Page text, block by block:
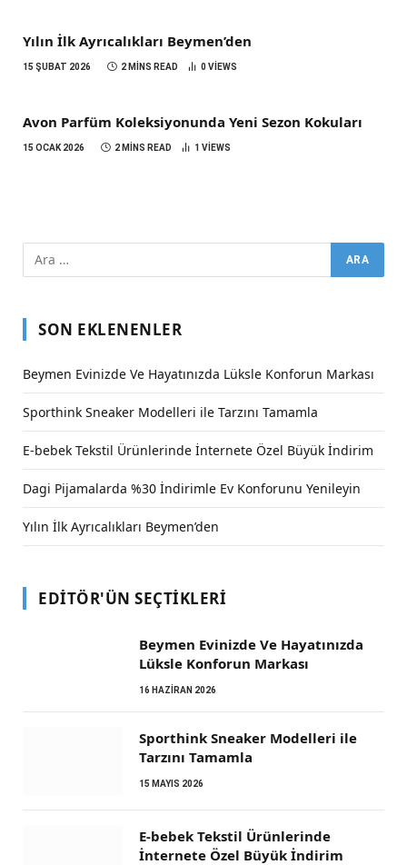
Yılın İlk Ayrıcalıkları Beymen’den
15 ŞUBAT 2026 2 MINS READ 0 VIEWS
Avon Parfüm Koleksiyonunda Yeni Sezon Kokuları
15 OCAK 2026 2 MINS READ 1 VIEWS
SON EKLENENLER
Beymen Evinizde Ve Hayatınızda Lüksle Konforun Markası
Sporthink Sneaker Modelleri ile Tarzını Tamamla
E-bebek Tekstil Ürünlerinde İnternete Özel Büyük İndirim
Dagi Pijamalarda %30 İndirimle Ev Konforunu Yenileyin
Yılın İlk Ayrıcalıkları Beymen’den
EDITÖR'ÜN SEÇTIKLERI
Beymen Evinizde Ve Hayatınızda
Lüksle Konforun Markası
16 HAZIRAN 2026
Sporthink Sneaker Modelleri ile
Tarzını Tamamla
15 MAYIS 2026
E-bebek Tekstil Ürünlerinde
İnternete Özel Büyük İndirim